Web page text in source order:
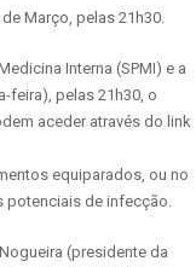
Março, pelas 21h30.
Interna (SPMI) e a
feira), pelas 21h30, o
aceder através do link
equiparados, ou no
de infecção.
(presidente da